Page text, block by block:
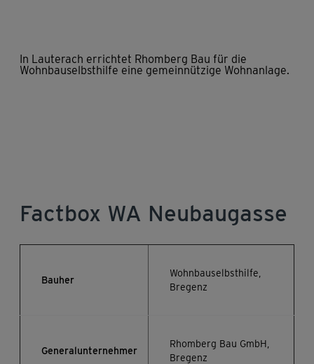
In Lauterach errichtet Rhomberg Bau für die
Wohnbauselbsthilfe eine gemeinnützige Wohnanlage.
Factbox WA Neubaugasse
Bauher
Wohnbauselbsthilfe,
Bregenz
Generalunternehmer
Rhomberg Bau GmbH,
Bregenz